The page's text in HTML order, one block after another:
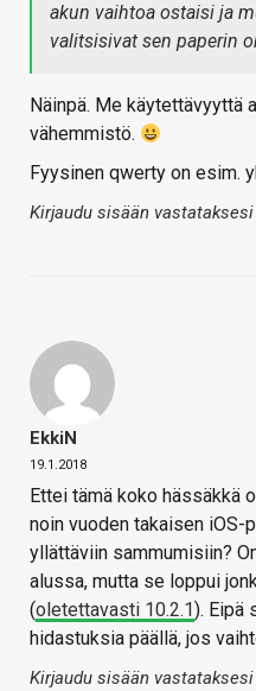
akun vaihtoa ostaisi ja
valitsisivat sen paperin
Näinpä. Me käytettävyyttä
vähemmistö.
Fyysinen qwerty on esim.
Kirjaudu sisään vastataksesi
EkkiN
19.1.2018
Ettei tämä koko hässäkkä
noin vuoden takaisen iOS-
yllättäviin sammumisiin?
alussa, mutta se loppui
(oletettavasti 10.2.1). Eipä
hidastuksia päällä, jos
Kirjaudu sisään vastataksesi